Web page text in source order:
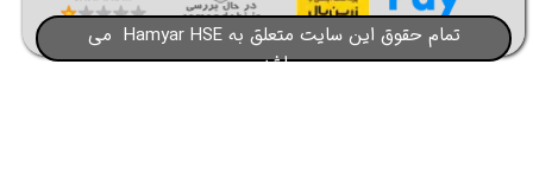
تمام حقوق این سایت متعلق به Hamyar HSE می
باشد​​​​​​​